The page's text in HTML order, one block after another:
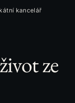
kancelář
ze